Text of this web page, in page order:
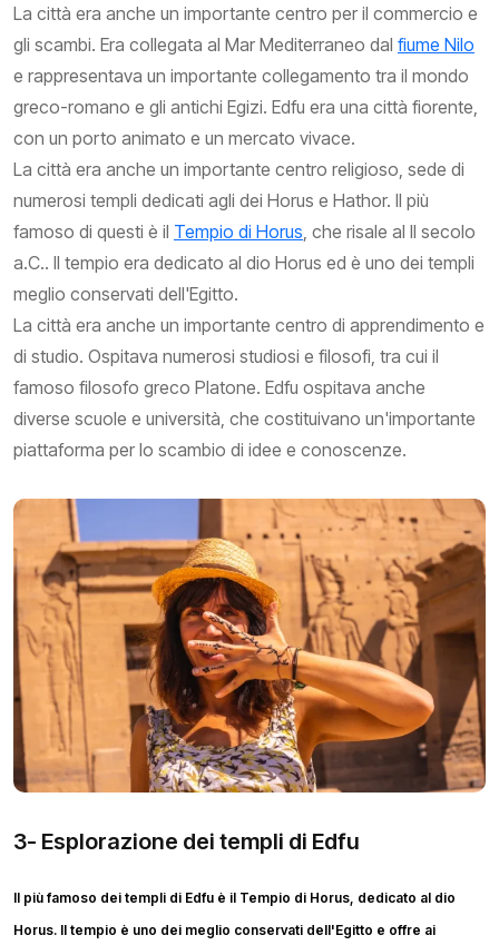
La città era anche un importante centro per il commercio e
gli scambi. Era collegata al Mar Mediterraneo dal fiume Nilo
e rappresentava un importante collegamento tra il mondo
greco-romano e gli antichi Egizi. Edfu era una città fiorente,
con un porto animato e un mercato vivace.
La città era anche un importante centro religioso, sede di
numerosi templi dedicati agli dei Horus e Hathor. Il più
famoso di questi è il Tempio di Horus , che risale al II secolo
a.C.. Il tempio era dedicato al dio Horus ed è uno dei templi
meglio conservati dell'Egitto.
La città era anche un importante centro di apprendimento e
di studio. Ospitava numerosi studiosi e filosofi, tra cui il
famoso filosofo greco Platone. Edfu ospitava anche
diverse scuole e università, che costituivano un'importante
piattaforma per lo scambio di idee e conoscenze.
3- Esplorazione dei templi di Edfu
Il più famoso dei templi di Edfu è il Tempio di Horus, dedicato al dio
Horus. Il tempio è uno dei meglio conservati dell'Egitto e offre ai